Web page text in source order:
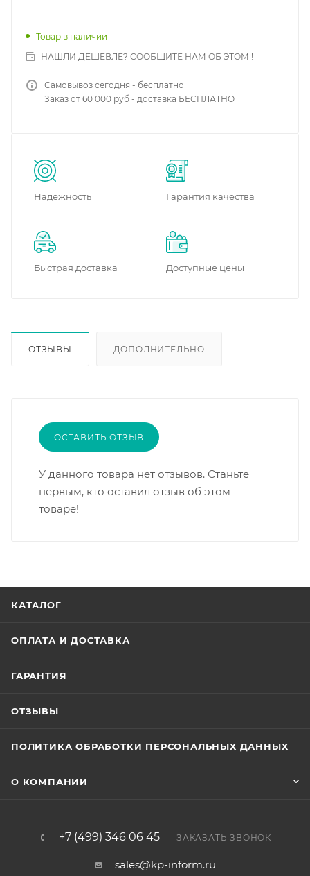
Товар в наличии
НАШЛИ ДЕШЕВЛЕ? СООБЩИТЕ НАМ ОБ ЭТОМ !
Самовывоз сегодня - бесплатно
Заказ от 60 000 руб - доставка БЕСПЛАТНО
Надежность Гарантия качества
Быстрая доставка Доступные цены
ОТЗЫВЫ ДОПОЛНИТЕЛЬНО
ОСТАВИТЬ ОТЗЫВ
У данного товара нет отзывов. Станьте
первым, кто оставил отзыв об этом
товаре!
КАТАЛОГ
ОПЛАТА И ДОСТАВКА
ГАРАНТИЯ
ОТЗЫВЫ
ПОЛИТИКА ОБРАБОТКИ ПЕРСОНАЛЬНЫХ ДАННЫХ
О КОМПАНИИ
+7 (499) 346 06 45 ЗАКАЗАТЬ ЗВОНОК
sales@kp-inform.ru